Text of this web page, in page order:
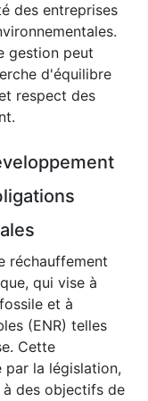
des entreprises
gestion peut
d'équilibre
respect des
réchauffement
qui vise à
et à
(ENR) telles
Cette
la législation,
des objectifs de